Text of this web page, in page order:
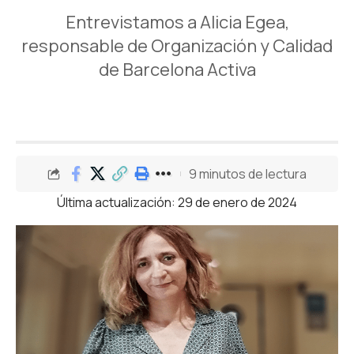
Entrevistamos a Alicia Egea,
responsable de Organización y Calidad
de Barcelona Activa
Última actualización: 29 de enero de 2024
9 minutos de lectura